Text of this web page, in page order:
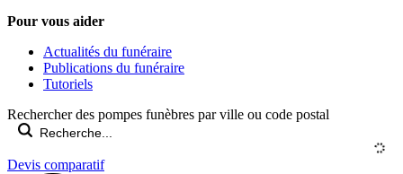
Pour vous aider
Actualités du funéraire
Publications du funéraire
Tutoriels
Rechercher des pompes funèbres par ville ou code postal
Devis comparatif